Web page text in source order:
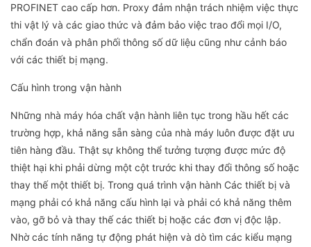
PROFINET cao cấp hơn. Proxy đảm nhận trách nhiệm việc thực
thi vật lý và các giao thức và đảm bảo việc trao đổi mọi I/O,
chẩn đoán và phân phối thông số dữ liệu cũng như cảnh báo
với các thiết bị mạng.
Cấu hình trong vận hành
Những nhà máy hóa chất vận hành liên tục trong hầu hết các
trường hợp, khả năng sẵn sàng của nhà máy luôn được đặt ưu
tiên hàng đầu. Thật sự không thể tưởng tượng được mức độ
thiệt hại khi phải dừng một cột trước khi thay đổi thông số hoặc
thay thế một thiết bị. Trong quá trình vận hành Các thiết bị và
mạng phải có khả năng cấu hình lại và phải có khả năng thêm
vào, gỡ bỏ và thay thế các thiết bị hoặc các đơn vị độc lập.
Nhờ các tính năng tự động phát hiện và dò tìm các kiểu mạng